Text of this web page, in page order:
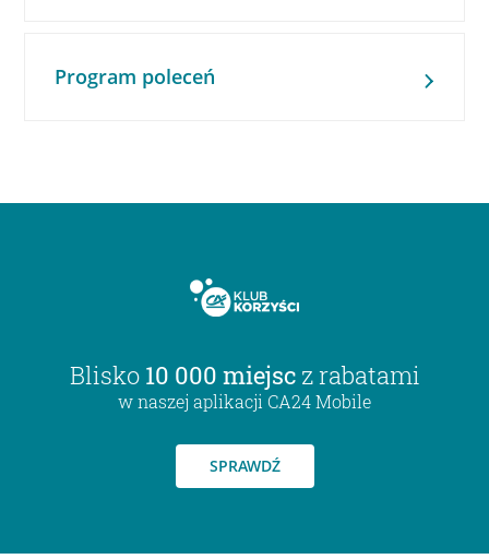
Program poleceń
Blisko 10 000 miejsc z rabatami
w naszej aplikacji CA24 Mobile
SPRAWDŹ